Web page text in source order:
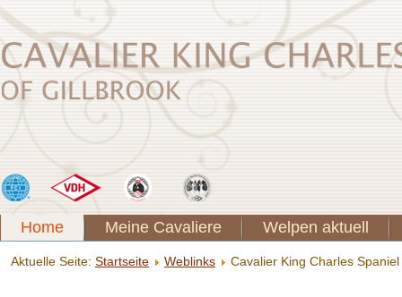
Home Meine Cavaliere Welpen aktuell
Aktuelle Seite: Startseite Weblinks Cavalier King Charles